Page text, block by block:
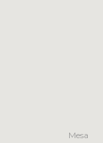
Mesa